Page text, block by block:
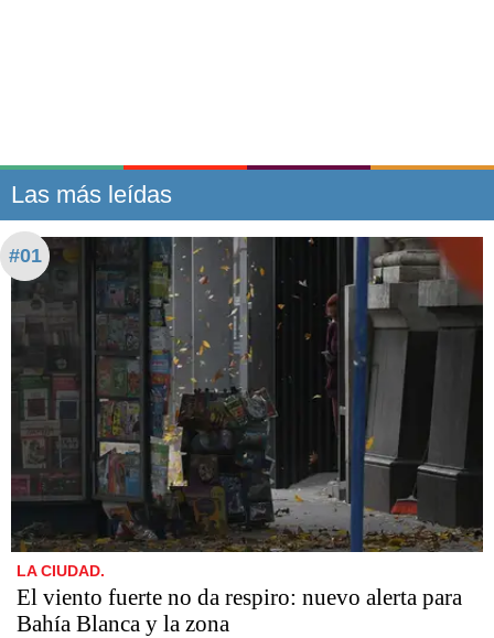
Las más leídas
#01
LA CIUDAD.
El viento fuerte no da respiro: nuevo alerta para
Bahía Blanca y la zona